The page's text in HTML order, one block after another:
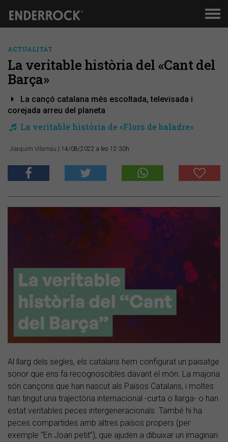
ACTUALITAT
La veritable història del «Cant del
Barça»
La cançó catalana més escoltada, televisada i
corejada arreu del planeta
La veritable història de «Flors de baladre»
Joaquim Vilarnau | 14/08/2022 a les 12:30h
Al llarg dels segles, els catalans hem configurat un paisatge
sonor que ens fa recognoscibles davant el món. La majoria
són cançons que han nascut als Països Catalans, i moltes
han tingut una trajectòria internacional -curta o llarga- o han
estat veritables peces intergeneracionals. També hi ha
peces compartides amb altres països propers (per
exemple “En Joan petit”), que ajuden a dibuixar un imaginari